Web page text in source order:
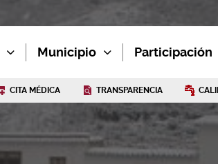
Municipio Participación
CITA MÉDICA TRANSPARENCIA